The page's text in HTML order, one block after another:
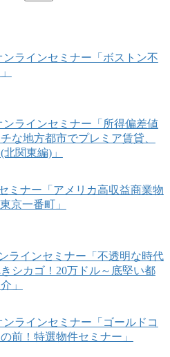
ンラインセミナー「ボストン不
ンラインセミナー「所得偏差値
な地方都市でプレミア賃貸、
関東編)」
ミナー「アメリカ高収益商業物
京一番町」
ラインセミナー「不透明な時代
シカゴ！20万ドル～底堅い都
」
ンラインセミナー「ゴールドコ
前！特選物件セミナー」